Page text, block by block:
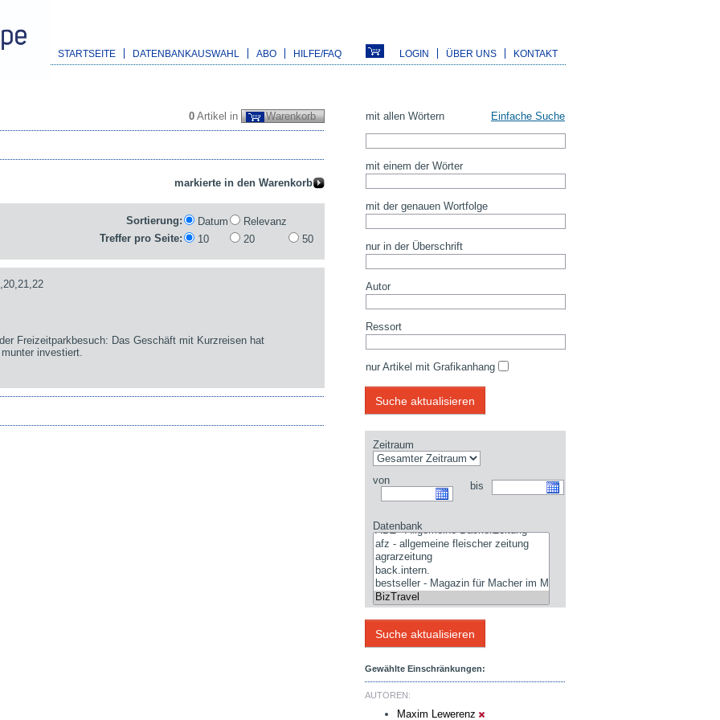
STARTSEITE DATENBANKAUSWAHL ABO HILFE/FAQ LOGIN ÜBER UNS KONTAKT
0 Artikel in Warenkorb
Sortierung: Datum
Relevanz
Treffer pro Seite:
10 20 50
Freizeitparkbesuch: Das Geschäft mit Kurzreisen hat
investiert.
mit allen Wörtern Einfache Suche
mit einem der Wörter
mit der genauen Wortfolge
nur in der Überschrift
Autor
Ressort
nur Artikel mit Grafikanhang
Zeitraum
von bis
Datenbank
Gewählte Einschränkungen:
AUTOREN:
Maxim Lewerenz